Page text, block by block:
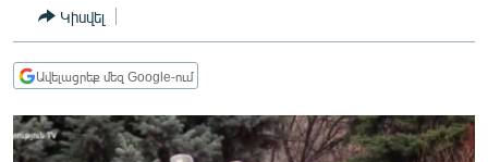
ԻՐԱՎՈՒՆՔ
ՀԱՍԱՐԱԿՈՒԹՅՈՒՆ
ՂԱՐԱԲԱՂ
Կիսվել
Ավելացրեք մեզ Google-ում